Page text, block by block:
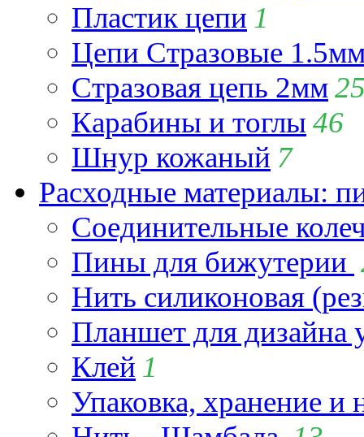
Пластик цепи 1
Цепи Стразовые
Стразовая цепь 2мм
Карабины и тоглы 46
Шнур кожаный 7
Расходные материалы:
Соединительные
Пины для бижутерии
Нить силиконовая
Планшет для
Клей 1
Упаковка, хранение и